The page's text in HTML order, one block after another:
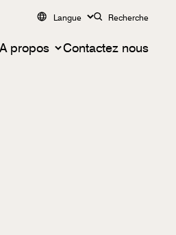
Langue Recherche
A propos Contactez nous